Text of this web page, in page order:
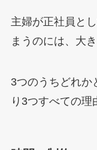
主婦が正社員と
まうのには、大
3つのうちどれか
り3つすべての理